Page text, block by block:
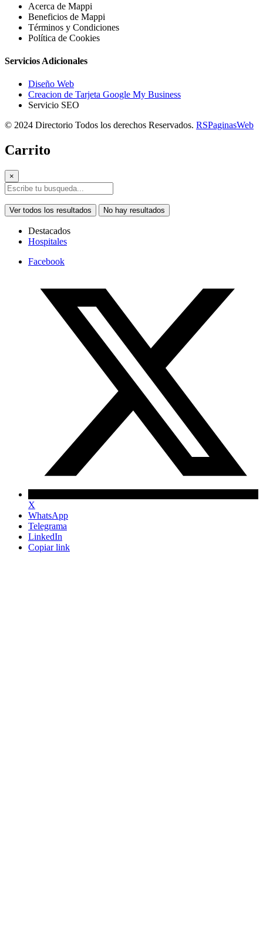
Acerca de Mappi
Beneficios de Mappi
Términos y Condiciones
Política de Cookies
Servicios Adicionales
Diseño Web
Creacion de Tarjeta Google My Business
Servicio SEO
© 2024 Directorio Todos los derechos Reservados. RSPaginasWeb
Carrito
×
Ver todos los resultados No hay resultados
Destacados
Hospitales
Facebook
X
WhatsApp
Telegrama
LinkedIn
Copiar link